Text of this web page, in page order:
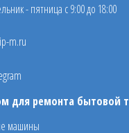
- пятница с 9:00 до 18:00
m.ru
для ремонта бытовой
машины